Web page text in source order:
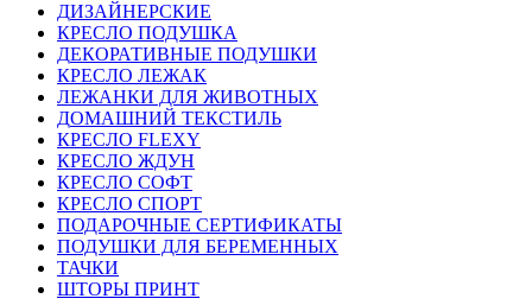
ДИЗАЙНЕРСКИЕ
КРЕСЛО ПОДУШКА
ДЕКОРАТИВНЫЕ ПОДУШКИ
КРЕСЛО ЛЕЖАК
ЛЕЖАНКИ ДЛЯ ЖИВОТНЫХ
ДОМАШНИЙ ТЕКСТИЛЬ
КРЕСЛО FLEXY
КРЕСЛО ЖДУН
КРЕСЛО СОФТ
КРЕСЛО СПОРТ
ПОДАРОЧНЫЕ СЕРТИФИКАТЫ
ПОДУШКИ ДЛЯ БЕРЕМЕННЫХ
ТАЧКИ
ШТОРЫ ПРИНТ